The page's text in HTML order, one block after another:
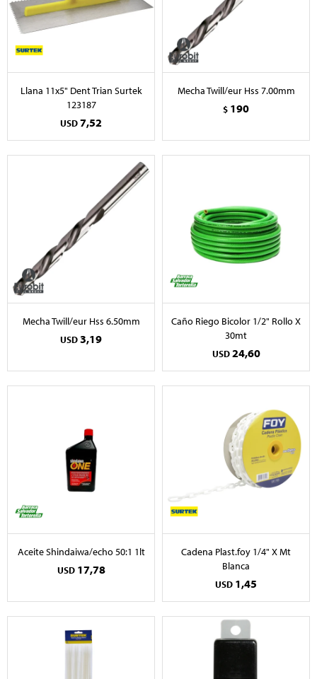
Llana 11x5" Dent Trian Surtek
123187
USD7,52
Mecha Twill/eur Hss 7.00mm
$ 190
Mecha Twill/eur Hss 6.50mm
USD3,19
Caño Riego Bicolor 1/2" Rollo X
30mt
USD 24,60
Aceite Shindaiwa/echo 50:1 1lt
USD 17,78
Cadena Plast.foy 1/4" X Mt
Blanca
USD 1,45